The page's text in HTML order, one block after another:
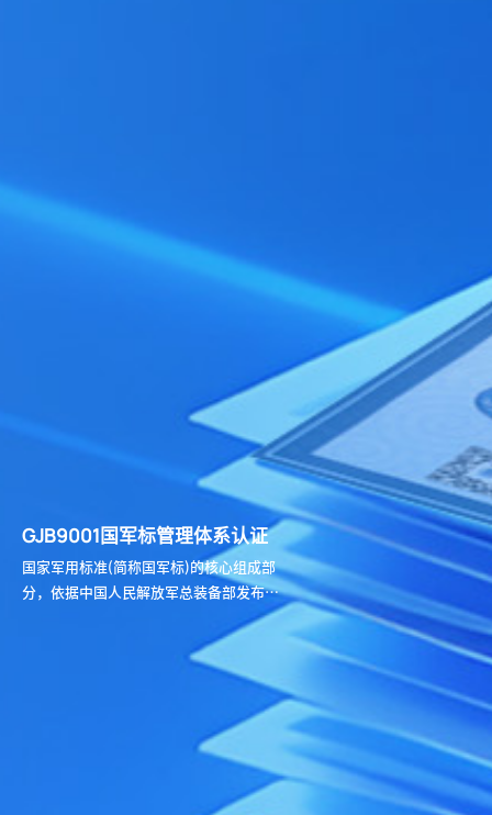
GJB9001国军标管理体系认证
国家军用标准(简称国军标)的核心组成部
分，依据中国人民解放军总装备部发布的
《质量管理体系要求》(GJB 9001C-2017)
标准进行审核的认证，旨在建立和实施一
套科学、严谨的质量管理体系。